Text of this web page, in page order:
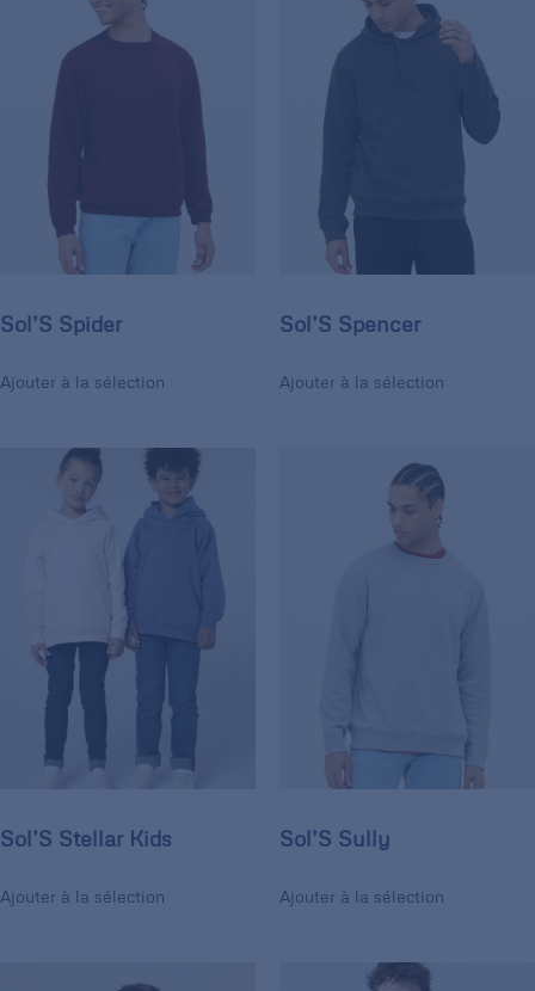
Sol’S Spider
Ajouter à la sélection
Sol’S Spencer
Ajouter à la sélection
Sol’S Stellar Kids
Ajouter à la sélection
Sol’S Sully
Ajouter à la sélection